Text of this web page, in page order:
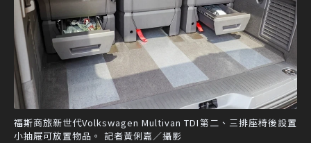
福斯商旅新世代Volkswagen Multivan TDI第二、三排座椅後設置
小抽屜可放置物品。 記者黃俐嘉／攝影